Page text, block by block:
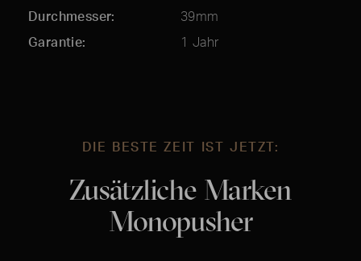
Durchmesser
39mm
Garantie
1 Jahr
DIE BESTE ZEIT IST JETZT:
Zusätzliche Marken
Monopusher